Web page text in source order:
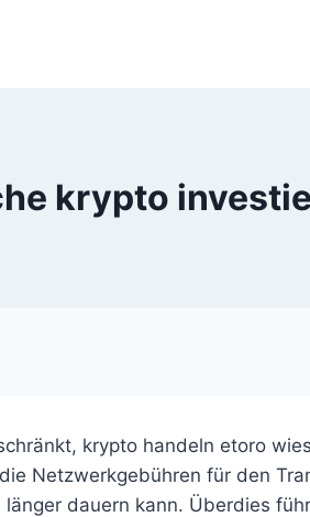
krypto
krypto handeln etoro
Netzwerkgebühren für den
dauern kann. Überdies